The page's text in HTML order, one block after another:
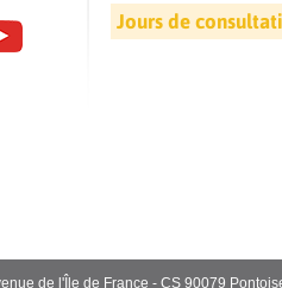
Jours de
de l'Île de France - CS 90079